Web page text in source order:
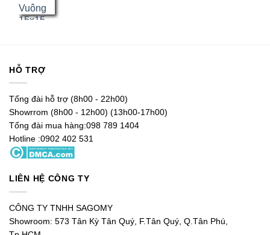
HỖ TRỢ
Tổng đài hỗ trợ (8h00 - 22h00)
Showrrom (8h00 - 12h00) (13h00-17h00)
Tổng đài mua hàng:098 789 1404
Hotline :0902 402 531
LIÊN HỆ CÔNG TY
CÔNG TY TNHH SAGOMY
Showroom: 573 Tân Kỳ Tân Quý, F.Tân Quý, Q.Tân Phú,